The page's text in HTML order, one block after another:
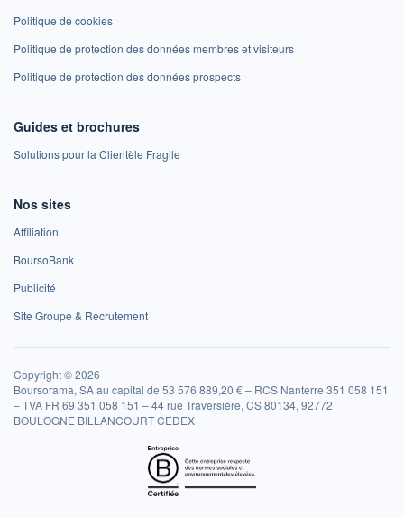
Politique de cookies
Politique de protection des données membres et visiteurs
Politique de protection des données prospects
Guides et brochures
Solutions pour la Clientèle Fragile
Nos sites
Affiliation
BoursoBank
Publicité
Site Groupe & Recrutement
Copyright © 2026
Boursorama, SA au capital de 53 576 889,20 € – RCS Nanterre 351 058 151
– TVA FR 69 351 058 151 – 44 rue Traversière, CS 80134, 92772
BOULOGNE BILLANCOURT CEDEX